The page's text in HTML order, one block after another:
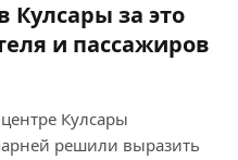
Кулсары за это
и пассажиров
Кулсары
решили выразить